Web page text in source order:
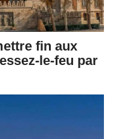
fin aux
le-feu par